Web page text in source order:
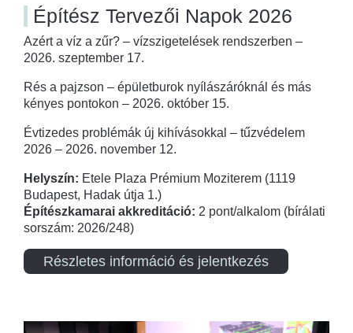
Építész Tervezői Napok 2026
Azért a víz a zűr? – vízszigetelések rendszerben –
2026. szeptember 17.
Rés a pajzson – épületburok nyílászáróknál és más
kényes pontokon – 2026. október 15.
Évtizedes problémák új kihívásokkal – tűzvédelem
2026 – 2026. november 12.
Helyszín: Etele Plaza Prémium Moziterem (1119
Budapest, Hadak útja 1.)
Építészkamarai akkreditáció: 2 pont/alkalom (bírálati
sorszám: 2026/248)
Részletes információ és jelentkezés